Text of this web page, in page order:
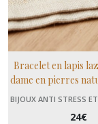
Bracelet en lapis
dame en pierres
la créativité et
BIJOUX ANTI STRESS
24€